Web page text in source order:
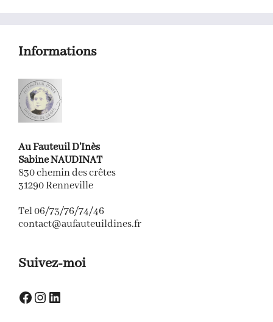
Informations
Au Fauteuil D'Inès
Sabine NAUDINAT
830 chemin des crêtes
31290 Renneville
Tel 06/73/76/74/46
contact@aufauteuildines.fr
Suivez-moi
Facebook
Instagram
LinkedIn